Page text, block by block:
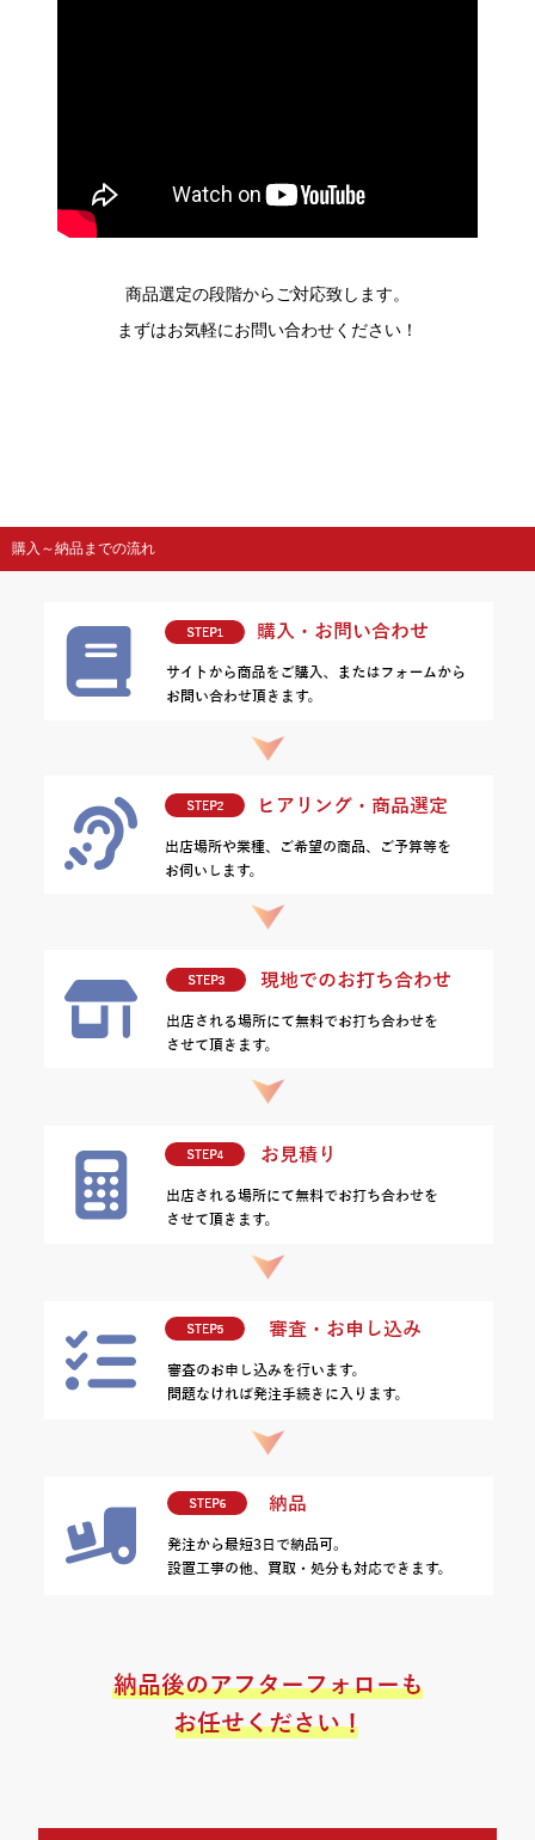
商品選定の段階からご対応致します。
まずはお気軽にお問い合わせください！
購入～納品までの流れ